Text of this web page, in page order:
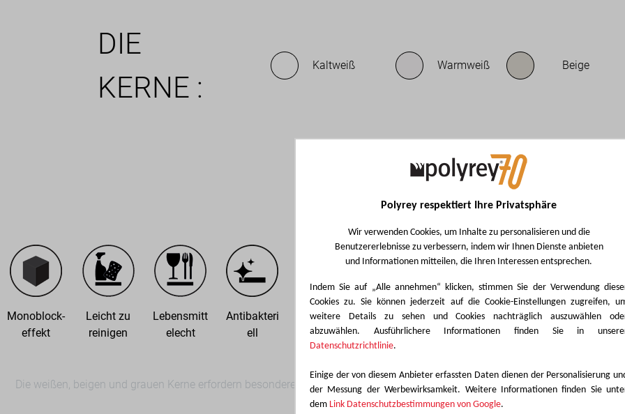
Polyrey respektiert Ihre Privatsphäre
Wir verwenden Cookies, um Inhalte zu personalisieren und die
Benutzererlebnisse zu verbessern, indem wir Ihnen Dienste anbieten
und Informationen mitteilen, die Ihren Interessen entsprechen.
Indem Sie auf „Alle annehmen“ klicken, stimmen Sie der Verwendung
Cookies zu. Sie können jederzeit auf die Cookie-Einstellungen zugreifen,
weitere Details zu sehen und Cookies nachträglich auszuwählen
abzuwählen. Ausführlichere Informationen finden Sie in
Datenschutzrichtlinie.
Einige der von diesem Anbieter erfassten Daten dienen der Personalisierung
der Messung der Werbewirksamkeit. Weitere Informationen finden Sie
dem Link Datenschutzbestimmungen von Google.
DIE
KERNE :
Kaltweiß Warmweiß Beige
PERFORMANCE
Monoblock-
effekt
Leicht zu
reinigen
Lebensmitt
elecht
Antibakteri
ell
Abriebfest Stöße
Unverrottba
r
Hitzebestä
ndig bis
Die weißen, beigen und grauen Kerne erfordern besondere Sorgfalt beim Zuschnitt. Für ein optimales Ergebnis stehen Ihnen
Datenblätter und Verarbeitungsblätter auf polyrey.com